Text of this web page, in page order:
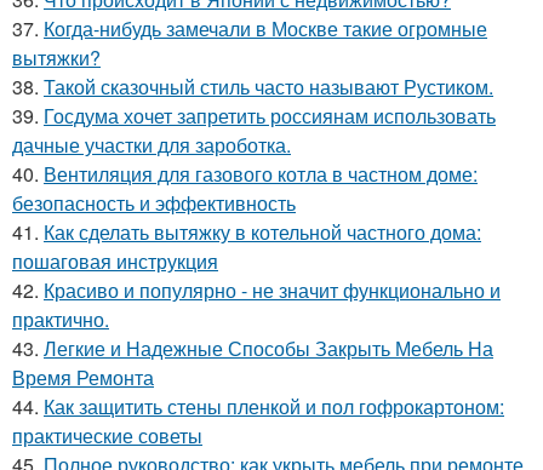
37. Когда-нибудь замечали в Москве такие огромные
вытяжки?
38. Такой сказочный стиль часто называют Рустиком.
39. Госдума хочет запретить россиянам использовать
дачные участки для зароботка.
40. Вентиляция для газового котла в частном доме:
безопасность и эффективность
41. Как сделать вытяжку в котельной частного дома:
пошаговая инструкция
42. Красиво и популярно - не значит функционально и
практично.
43. Легкие и Надежные Способы Закрыть Мебель На
Время Ремонта
44. Как защитить стены пленкой и пол гофрокартоном:
практические советы